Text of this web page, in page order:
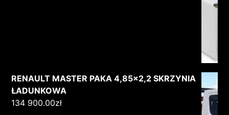
RENAULT MASTER PAKA 4,85x2,2 SKRZYNIA
ŁADUNKOWA
134 900.00zł